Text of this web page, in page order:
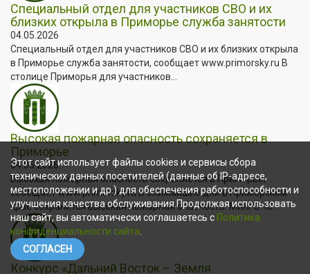
Специальный отдел для участников СВО и их
близких открыла в Приморье служба занятости
04.05.2026
Специальный отдел для участников СВО и их близких открыла
в Приморье служба занятости, сообщает www.primorsky.ru В
столице Приморья для участников...
Высокая пожарная опасность сохраняется в
Приморье
04.05.2026
Высокая пожарная опасность сохраняется в Приморье,
сообщает www.primorsky.ru В ближайшие дни в Приморском
крае сохранится высокая пожарная опасность. МинГОЧС...
Конкурс «Дальний Восток – Земля
Этот сайт использует файлы cookies и сервисы сбора
технических данных посетителей (данные об IP-адресе,
местоположении и др.) для обеспечения работоспособности и
улучшения качества обслуживания.Продолжая использовать
наш сайт, вы автоматически соглашаетесь с Политика
конфиденциальности сайта
СОГЛАСЕН